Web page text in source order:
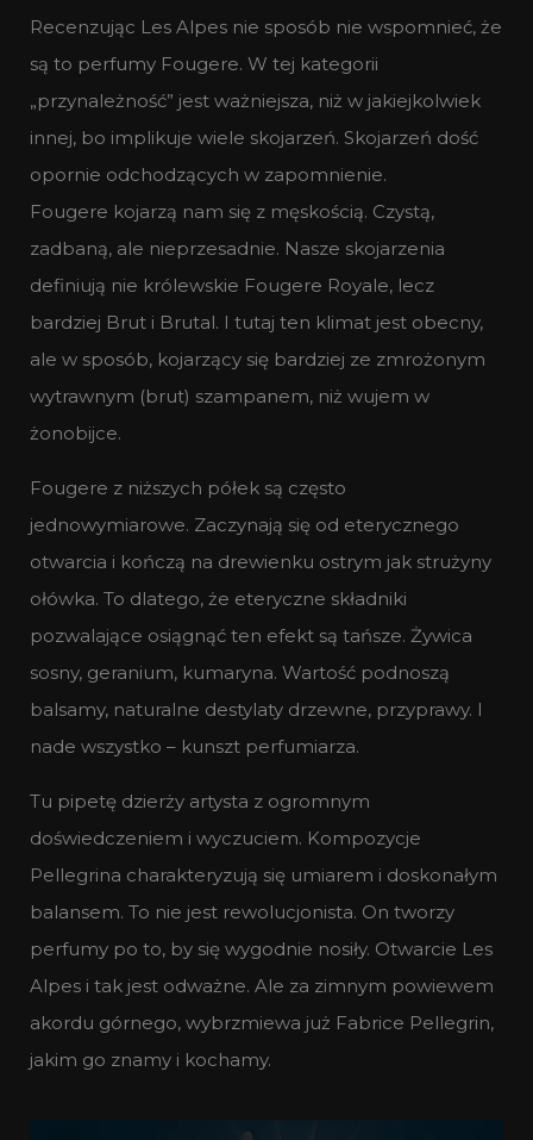
Recenzując Les Alpes nie sposób nie wspomnieć, że
są to perfumy Fougere. W tej kategorii
„przynależność” jest ważniejsza, niż w jakiejkolwiek
innej, bo implikuje wiele skojarzeń. Skojarzeń dość
opornie odchodzących w zapomnienie.
Fougere kojarzą nam się z męskością. Czystą,
zadbaną, ale nieprzesadnie. Nasze skojarzenia
definiują nie królewskie Fougere Royale, lecz
bardziej Brut i Brutal. I tutaj ten klimat jest obecny,
ale w sposób, kojarzący się bardziej ze zmrożonym
wytrawnym (brut) szampanem, niż wujem w
żonobijce.
Fougere z niższych półek są często
jednowymiarowe. Zaczynają się od eterycznego
otwarcia i kończą na drewienku ostrym jak strużyny
ołówka. To dlatego, że eteryczne składniki
pozwalające osiągnąć ten efekt są tańsze. Żywica
sosny, geranium, kumaryna. Wartość podnoszą
balsamy, naturalne destylaty drzewne, przyprawy. I
nade wszystko – kunszt perfumiarza.
Tu pipetę dzierży artysta z ogromnym
doświedczeniem i wyczuciem. Kompozycje
Pellegrina charakteryzują się umiarem i doskonałym
balansem. To nie jest rewolucjonista. On tworzy
perfumy po to, by się wygodnie nosiły. Otwarcie Les
Alpes i tak jest odważne. Ale za zimnym powiewem
akordu górnego, wybrzmiewa już Fabrice Pellegrin,
jakim go znamy i kochamy.